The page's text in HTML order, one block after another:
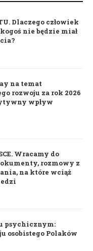
Dlaczego człowiek
nie będzie miał
na temat
rozwoju za rok 2026
wpływ
Wracamy do
rozmowy z
na które wciąż
psychicznym:
osobistego Polaków